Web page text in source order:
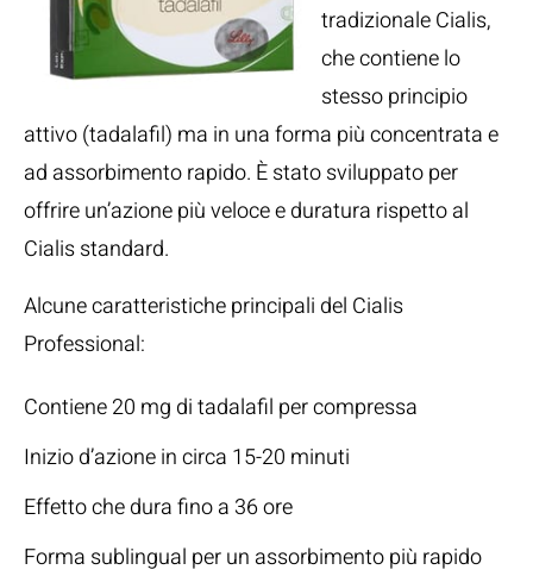
tradizionale Cialis,
che contiene lo
stesso principio
attivo (tadalafil) ma in una forma più concentrata e
ad assorbimento rapido. È stato sviluppato per
offrire un’azione più veloce e duratura rispetto al
Cialis standard.
Alcune caratteristiche principali del Cialis
Professional:
Contiene 20 mg di tadalafil per compressa
Inizio d’azione in circa 15-20 minuti
Effetto che dura fino a 36 ore
Forma sublingual per un assorbimento più rapido